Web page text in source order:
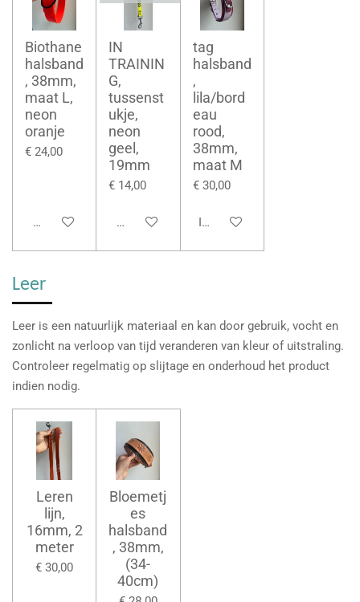
Biothane
halsband
, 38mm,
maat L,
neon
oranje
€ 24,00
Bekijk details
IN
TRAININ
G,
tussenst
ukje,
neon
geel,
19mm
€ 14,00
Houd mij op de hoogte
tag
halsband
,
lila/bord
eau
rood,
38mm,
maat M
€ 30,00
In winkelwagen
Leer
Leer is een natuurlijk materiaal en kan door gebruik, vocht en
zonlicht na verloop van tijd veranderen van kleur of uitstraling.
Controleer regelmatig op slijtage en onderhoud het product
indien nodig.
Leren
lijn,
16mm, 2
meter
€ 30,00
Bloemetj
es
halsband
, 38mm,
(34-
40cm)